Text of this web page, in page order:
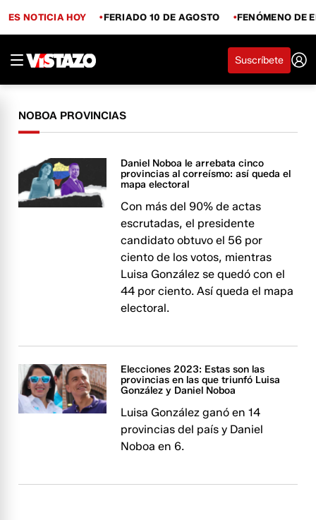
ES NOTICIA HOY FERIADO 10 DE AGOSTO FENÓMENO DE
Suscríbete
NOBOA PROVINCIAS
Daniel Noboa le arrebata cinco
provincias al correísmo: así queda el
mapa electoral
Con más del 90% de actas
escrutadas, el presidente
candidato obtuvo el 56 por
ciento de los votos, mientras
Luisa González se quedó con el
44 por ciento. Así queda el mapa
electoral.
Elecciones 2023: Estas son las
provincias en las que triunfó Luisa
González y Daniel Noboa
Luisa González ganó en 14
provincias del país y Daniel
Noboa en 6.